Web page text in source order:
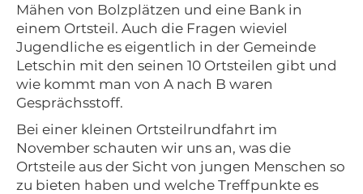
Mähen von Bolzplätzen und eine Bank in
einem Ortsteil. Auch die Fragen wieviel
Jugendliche es eigentlich in der Gemeinde
Letschin mit den seinen 10 Ortsteilen gibt und
wie kommt man von A nach B waren
Gesprächsstoff.
Bei einer kleinen Ortsteilrundfahrt im
November schauten wir uns an, was die
Ortsteile aus der Sicht von jungen Menschen so
zu bieten haben und welche Treffpunkte es